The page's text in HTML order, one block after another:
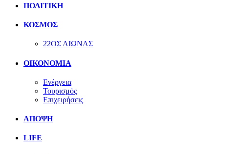
ΠΟΛΙΤΙΚΗ
ΚΟΣΜΟΣ
22ΟΣ ΑΙΩΝΑΣ
ΟΙΚΟΝΟΜΙΑ
Ενέργεια
Τουρισμός
Επιχειρήσεις
ΑΠΟΨΗ
LIFE